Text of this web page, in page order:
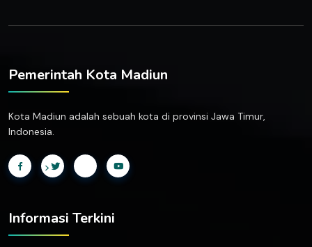
Pemerintah Kota Madiun
Kota Madiun adalah sebuah kota di provinsi Jawa Timur,
Indonesia.
>
Informasi Terkini